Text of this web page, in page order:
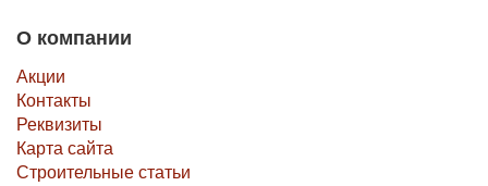
О компании
Акции
Контакты
Реквизиты
Карта сайта
Строительные статьи